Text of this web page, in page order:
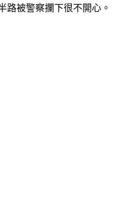
路被警察攔下很不開心。